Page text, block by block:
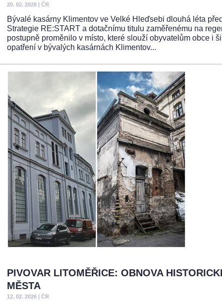
20. 02. 2026 | ČR
Bývalé kasárny Klimentov ve Velké Hleďsebi dlouhá léta
Strategie RE:START a dotačnímu titulu zaměřenému na
postupně proměnilo v místo, které slouží obyvatelům obce i
opatření v bývalých kasárnách Klimentov...
PIVOVAR LITOMĚŘICE: OBNOVA
MĚSTA
12. 02. 2026 | ČR